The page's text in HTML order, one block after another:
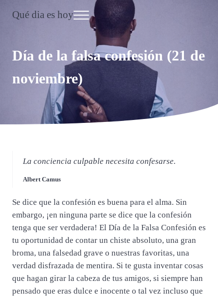
Saltar al contenido principal
Skip to header right navigation
Qué dia es hoy Menu
Día de la falsa confesión (21 de
noviembre)
La conciencia culpable necesita confesarse.
Albert Camus
Se dice que la confesión es buena para el alma. Sin
embargo, ¡en ninguna parte se dice que la confesión
tenga que ser verdadera! El Día de la Falsa Confesión es
tu oportunidad de contar un chiste absoluto, una gran
broma, una falsedad grave o nuestras favoritas, una
verdad disfrazada de mentira. Si te gusta inventar cosas
que hagan girar la cabeza de tus amigos, si siempre han
pensado que eras dulce e inocente o tal vez incluso que